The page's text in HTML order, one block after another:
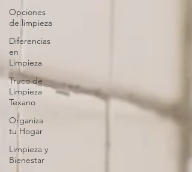
Opciones
de limpieza
Diferencias
en
Limpieza
Truco de
Limpieza
Texano
Organiza
tu Hogar
Limpieza y
Bienestar